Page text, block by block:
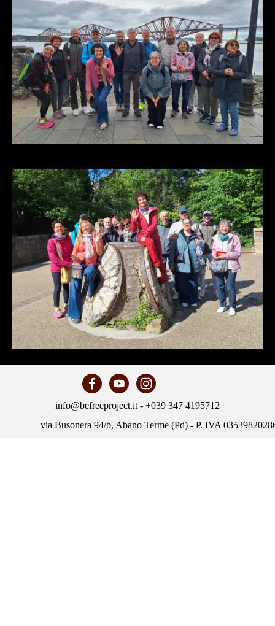
info@befreeproject.it - +039 347 4195712
via Busonera 94/b, Abano Terme (Pd) - P. IVA
Policy